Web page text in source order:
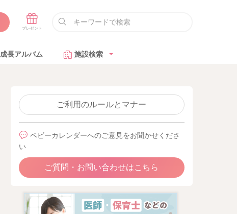
成長アルバム 施設検索
ご利用のルールとマナー
ベビーカレンダーへのご意見をお聞かせくださ
い
ご質問・お問い合わせはこちら